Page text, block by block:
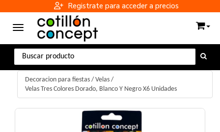
Registrate para acceder a precios
Toggle navigation
Decoracion para fiestas / Velas /
Velas Tres Colores Dorado, Blanco Y Negro X6 Unidades